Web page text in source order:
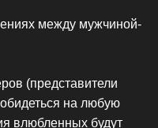
между мужчиной-
(представители
обидеться на любую
влюбленных будут